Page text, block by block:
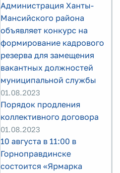
Администрация Ханты-
Мансийского района
объявляет конкурс на
формирование кадрового
резерва для замещения
вакантных должностей
муниципальной службы
01.08.2023
Порядок продления
коллективного договора
01.08.2023
10 августа в 11:00 в
Горноправдинске
состоится «Ярмарка